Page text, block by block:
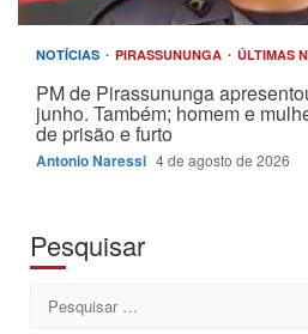
NOTÍCIAS PIRASSUNUNGA ÚLTIMAS
PM de Pirassununga
junho. Também; homem e
de prisão e furto
Antonio Naressi 4 de agosto de 2026
Pesquisar
Pesquisar